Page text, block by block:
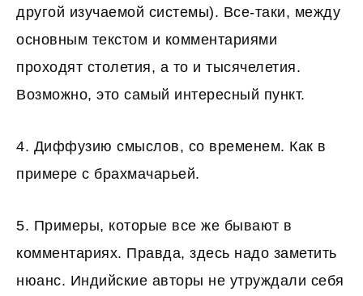
другой изучаемой системы). Все-таки, между
основным текстом и комментариями
проходят столетия, а то и тысячелетия.
Возможно, это самый интересный пункт.
4. Диффузию смыслов, со временем. Как в
примере с брахмачарьей.
5. Примеры, которые все же бывают в
комментариях. Правда, здесь надо заметить
нюанс. Индийские авторы не утруждали себя